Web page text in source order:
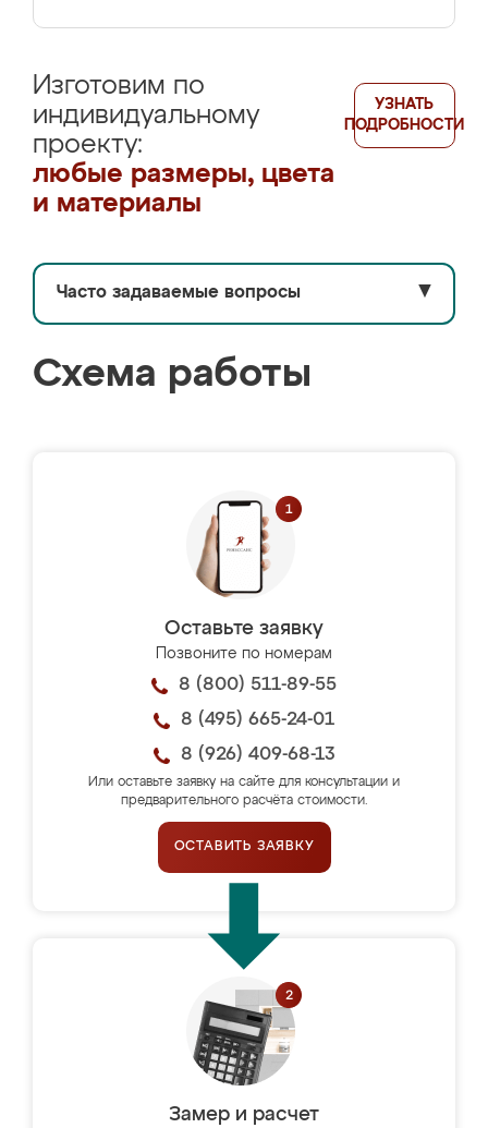
Изготовим по
индивидуальному
проекту:
любые размеры, цвета
и материалы
УЗНАТЬ
ПОДРОБНОСТИ
Часто задаваемые вопросы ▼
Схема работы
Оставьте заявку
Позвоните по номерам
8 (800) 511-89-55
8 (495) 665-24-01
8 (926) 409-68-13
Или оставьте заявку на сайте для консультации и
предварительного расчёта стоимости.
ОСТАВИТЬ ЗАЯВКУ
Замер и расчет